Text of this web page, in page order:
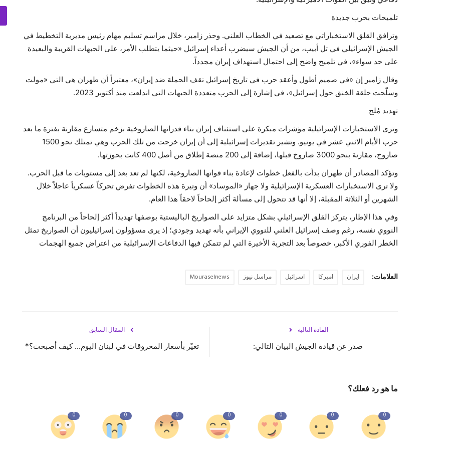
تلميحات بحرب جديدة
وترافق القلق الاستخباراتي مع تصعيد في الخطاب العلني. وحذر زامير، خلال مراسم تسليم مهام رئيس مديرية التخطيط في
الجيش الإسرائيلي في تل أبيب، من أن الجيش سيضرب أعداء إسرائيل «حيثما يتطلب الأمر، على الجبهات القريبة والبعيدة
على حد سواء»، في تلميح واضح إلى احتمال استهداف إيران مجدداً.
وقال زامير إن «في صميم أطول وأعقد حرب في تاريخ إسرائيل تقف الحملة ضد إيران»، معتبراً أن طهران هي التي «مولت
وسلّحت حلقة الخنق حول إسرائيل»، في إشارة إلى الحرب متعددة الجبهات التي اندلعت منذ أكتوبر 2023.
تهديد مُلح
وترى الاستخبارات الإسرائيلية مؤشرات مبكرة على استئناف إيران بناء قدراتها الصاروخية بزخم متسارع مقارنة بفترة ما بعد
حرب الأيام الاثني عشر في يونيو. وتشير تقديرات إسرائيلية إلى أن إيران خرجت من تلك الحرب وهي تمتلك نحو 1500
صاروخ، مقارنة بنحو 3000 صاروخ قبلها، إضافة إلى 200 منصة إطلاق من أصل 400 كانت بحوزتها.
وتؤكد المصادر أن طهران بدأت بالفعل خطوات لإعادة بناء قواتها الصاروخية، لكنها لم تعد بعد إلى مستويات ما قبل الحرب.
ولا ترى الاستخبارات العسكرية الإسرائيلية ولا جهاز «الموساد» أن وتيرة هذه الخطوات تفرض تحركاً عسكرياً عاجلاً خلال
الشهرين أو الثلاثة المقبلة، إلا أنها قد تتحول إلى مسألة أكثر إلحاحاً لاحقاً هذا العام.
وفي هذا الإطار، يتركز القلق الإسرائيلي بشكل متزايد على الصواريخ الباليستية بوصفها تهديداً أكثر إلحاحاً من البرنامج
النووي نفسه، رغم وصف إسرائيل العلني للنووي الإيراني بأنه تهديد وجودي؛ إذ يرى مسؤولون إسرائيليون أن الصواريخ تمثل
الخطر الفوري الأكبر، خصوصاً بعد التجربة الأخيرة التي لم تتمكن فيها الدفاعات الإسرائيلية من اعتراض جميع الهجمات
العلامات: ايران اميركا اسرائيل مراسل نيوز Mouraselnews
المقال السابق
تغيّر بأسعار المحروقات في لبنان اليوم... كيف أصبحت؟*
المادة التالية
صدر عن قيادة الجيش البيان التالي:
ما هو رد فعلك؟
0
0
0
0
0
0
0